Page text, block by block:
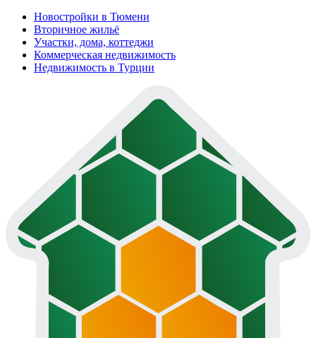
Новостройки в Тюмени
Вторичное жильё
Участки, дома, коттеджи
Коммерческая недвижимость
Недвижимость в Турции